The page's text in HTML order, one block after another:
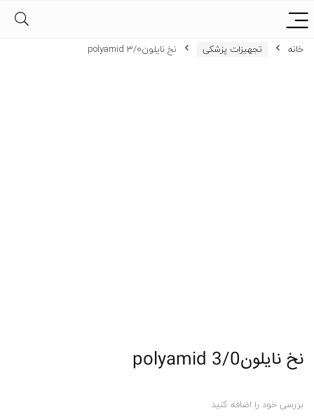
خانه تجهیزات پزشکی نخ نایلون3/0 polyamid
نخ نایلون3/0 polyamid
بررسی خود را اضافه کنید